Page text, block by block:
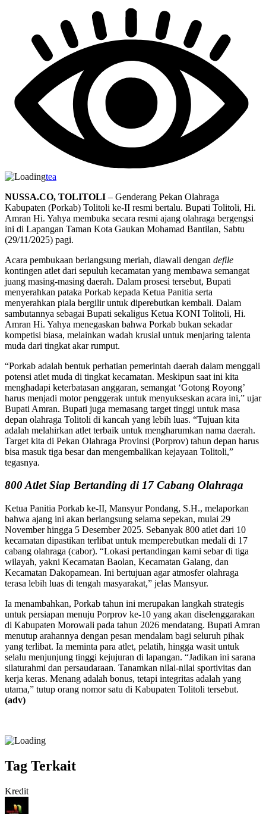
tea
NUSSA.CO, TOLITOLI – Genderang Pekan Olahraga
Kabupaten (Porkab) Tolitoli ke-II resmi bertalu. Bupati Tolitoli, Hi.
Amran Hi. Yahya membuka secara resmi ajang olahraga bergengsi
ini di Lapangan Taman Kota Gaukan Mohamad Bantilan, Sabtu
(29/11/2025) pagi.
Acara pembukaan berlangsung meriah, diawali dengan defile
kontingen atlet dari sepuluh kecamatan yang membawa semangat
juang masing-masing daerah. Dalam prosesi tersebut, Bupati
menyerahkan pataka Porkab kepada Ketua Panitia serta
menyerahkan piala bergilir untuk diperebutkan kembali. Dalam
sambutannya sebagai Bupati sekaligus Ketua KONI Tolitoli, Hi.
Amran Hi. Yahya menegaskan bahwa Porkab bukan sekadar
kompetisi biasa, melainkan wadah krusial untuk menjaring talenta
muda dari tingkat akar rumput.
“Porkab adalah bentuk perhatian pemerintah daerah dalam menggali
potensi atlet muda di tingkat kecamatan. Meskipun saat ini kita
menghadapi keterbatasan anggaran, semangat ‘Gotong Royong’
harus menjadi motor penggerak untuk menyukseskan acara ini,” ujar
Bupati Amran. Bupati juga memasang target tinggi untuk masa
depan olahraga Tolitoli di kancah yang lebih luas. “Tujuan kita
adalah melahirkan atlet terbaik untuk mengharumkan nama daerah.
Target kita di Pekan Olahraga Provinsi (Porprov) tahun depan harus
bisa masuk tiga besar dan mengembalikan kejayaan Tolitoli,”
tegasnya.
800 Atlet Siap Bertanding di 17 Cabang Olahraga
Ketua Panitia Porkab ke-II, Mansyur Pondang, S.H., melaporkan
bahwa ajang ini akan berlangsung selama sepekan, mulai 29
November hingga 5 Desember 2025. Sebanyak 800 atlet dari 10
kecamatan dipastikan terlibat untuk memperebutkan medali di 17
cabang olahraga (cabor). “Lokasi pertandingan kami sebar di tiga
wilayah, yakni Kecamatan Baolan, Kecamatan Galang, dan
Kecamatan Dakopamean. Ini bertujuan agar atmosfer olahraga
terasa lebih luas di tengah masyarakat,” jelas Mansyur.
Ia menambahkan, Porkab tahun ini merupakan langkah strategis
untuk persiapan menuju Porprov ke-10 yang akan diselenggarakan
di Kabupaten Morowali pada tahun 2026 mendatang. Bupati Amran
menutup arahannya dengan pesan mendalam bagi seluruh pihak
yang terlibat. Ia meminta para atlet, pelatih, hingga wasit untuk
selalu menjunjung tinggi kejujuran di lapangan. “Jadikan ini sarana
silaturahmi dan persaudaraan. Tanamkan nilai-nilai sportivitas dan
kerja keras. Menang adalah bonus, tetapi integritas adalah yang
utama,” tutup orang nomor satu di Kabupaten Tolitoli tersebut.
(adv)
Tag Terkait
Kredit